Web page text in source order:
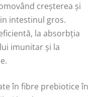
creșterea și
intestinul gros.
la absorbția
imunitar și la
în fibre prebiotice în